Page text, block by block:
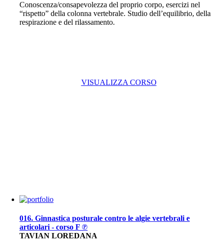
Conoscenza/consapevolezza del proprio corpo, esercizi nel
“rispetto” della colonna vertebrale. Studio dell’equilibrio, della
respirazione e del rilassamento.
VISUALIZZA CORSO
016. Ginnastica posturale contro le algie vertebrali e
articolari - corso F ℗
TAVIAN LOREDANA